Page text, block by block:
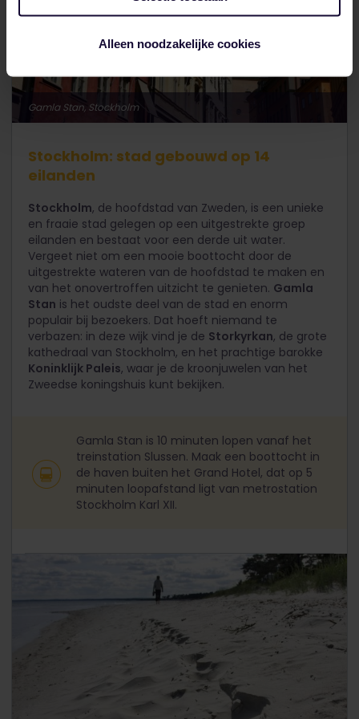
Alleen noodzakelijke cookies
Gamla Stan, Stockholm
Stockholm: stad gebouwd op 14
eilanden
Stockholm, de hoofdstad van Zweden, is een unieke
en fraaie stad gelegen op een uitgestrekte groep
eilanden en bestaat voor een derde uit water.
Vergeet niet om een mooie boottocht door de
uitgestrekte wateren van de hoofdstad te maken en
van het onovertroffen uitzicht te genieten. Gamla
Stan is het oudste deel van de stad en enorm
populair bij bezoekers. Dat hoeft niemand te
verbazen: in deze wijk vind je de Storkyrkan, de grote
kathedraal van Stockholm, en het prachtige barokke
Koninklijk Paleis, waar je de kroonjuwelen van het
Zweedse koningshuis kunt bekijken.
Gamla Stan is 10 minuten lopen vanaf het
treinstation Slussen. Maak een boottocht in
de haven buiten het Grand Hotel, dat op 5
minuten loopafstand ligt van metrostation
Stockholm Karl XII.